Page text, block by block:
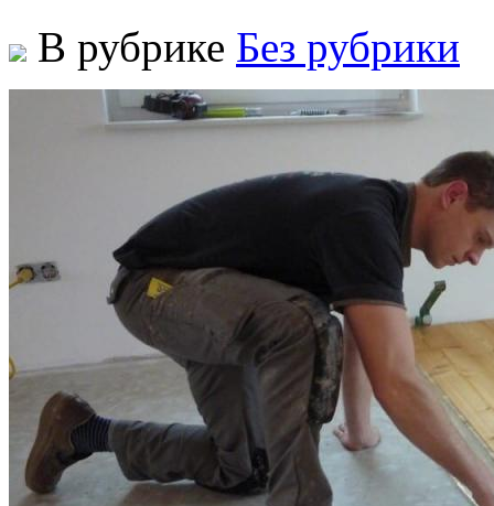
В рубрике Без рубрики